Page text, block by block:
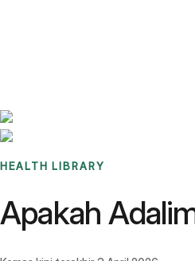
HEALTH LIBRARY
Apakah